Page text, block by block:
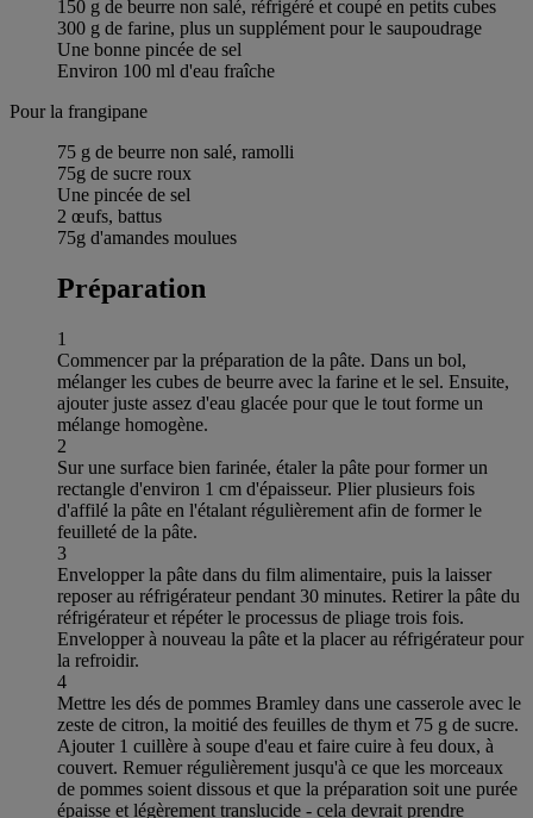
150 g de beurre non salé, réfrigéré et coupé en petits cubes
300 g de farine, plus un supplément pour le saupoudrage
Une bonne pincée de sel
Environ 100 ml d'eau fraîche
Pour la frangipane
75 g de beurre non salé, ramolli
75g de sucre roux
Une pincée de sel
2 œufs, battus
75g d'amandes moulues
Préparation
1
Commencer par la préparation de la pâte. Dans un bol,
mélanger les cubes de beurre avec la farine et le sel. Ensuite,
ajouter juste assez d'eau glacée pour que le tout forme un
mélange homogène.
2
Sur une surface bien farinée, étaler la pâte pour former un
rectangle d'environ 1 cm d'épaisseur. Plier plusieurs fois
d'affilé la pâte en l'étalant régulièrement afin de former le
feuilleté de la pâte.
3
Envelopper la pâte dans du film alimentaire, puis la laisser
reposer au réfrigérateur pendant 30 minutes. Retirer la pâte du
réfrigérateur et répéter le processus de pliage trois fois.
Envelopper à nouveau la pâte et la placer au réfrigérateur pour
la refroidir.
4
Mettre les dés de pommes Bramley dans une casserole avec le
zeste de citron, la moitié des feuilles de thym et 75 g de sucre.
Ajouter 1 cuillère à soupe d'eau et faire cuire à feu doux, à
couvert. Remuer régulièrement jusqu'à ce que les morceaux
de pommes soient dissous et que la préparation soit une purée
épaisse et légèrement translucide - cela devrait prendre